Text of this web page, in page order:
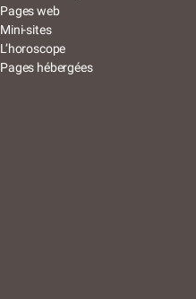
Pages web
Mini-sites
L’horoscope
Pages hébergées